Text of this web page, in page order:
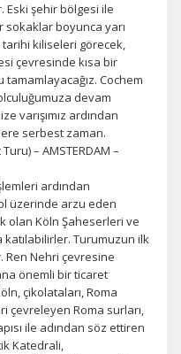
site işlevleri için
düzgün çalışmaz ve
anonim olarak
olduğunu ve
anlamamıza
şehir bölgesi ile
boyunca yarı
kiliseleri görecek,
çevresinde kısa bir
Cochem
devam
varışımız ardından
serbest zaman.
– AMSTERDAM –
ardından
üzerinde arzu eden
olan Köln Şaheserleri ve
katılabilirler. Turumuzun ilk
Ren Nehri çevresine
önemli bir ticaret
çikolataları, Roma
çevreleyen Roma surları,
ile adından söz ettiren
Katedrali,